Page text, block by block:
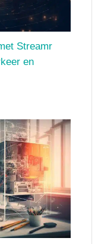
Streamr
en